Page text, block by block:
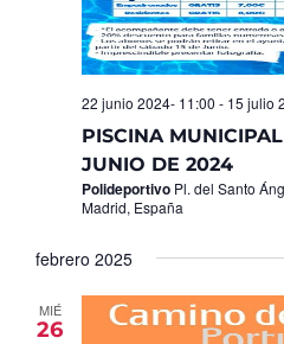
PISCINA
JUNIO DE 2024
22 junio 2024- 11:00 - 15 julio
Polideportivo Pl. del Santo
Madrid, España
febrero 2025
MIÉ
26